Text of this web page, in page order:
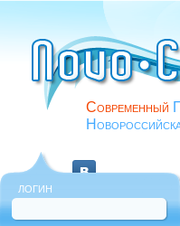
Современный
ЛОГИН